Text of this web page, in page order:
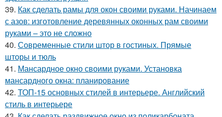
39. Как сделать рамы для окон своими руками. Начинаем
с азов: изготовление деревянных оконных рам своими
руками – это не сложно
40. Современные стили штор в гостиных. Прямые
шторы и тюль
41. Мансардное окно своими руками. Установка
мансардного окна: планирование
42. ТОП-15 основных стилей в интерьере. Английский
стиль в интерьере